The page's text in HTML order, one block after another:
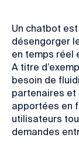
Un chatbot
désengorger
en temps réel
A titre
besoin de
partenaires et
apportées en
utilisateurs
demandes